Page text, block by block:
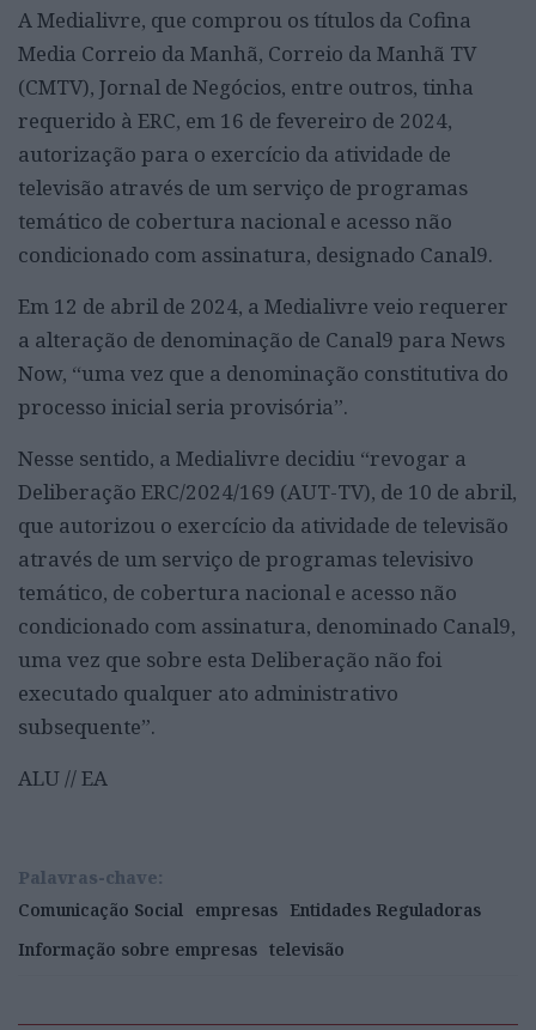
A Medialivre, que comprou os títulos da Cofina
Media Correio da Manhã, Correio da Manhã TV
(CMTV), Jornal de Negócios, entre outros, tinha
requerido à ERC, em 16 de fevereiro de 2024,
autorização para o exercício da atividade de
televisão através de um serviço de programas
temático de cobertura nacional e acesso não
condicionado com assinatura, designado Canal9.
Em 12 de abril de 2024, a Medialivre veio requerer
a alteração de denominação de Canal9 para News
Now, “uma vez que a denominação constitutiva do
processo inicial seria provisória”.
Nesse sentido, a Medialivre decidiu “revogar a
Deliberação ERC/2024/169 (AUT-TV), de 10 de abril,
que autorizou o exercício da atividade de televisão
através de um serviço de programas televisivo
temático, de cobertura nacional e acesso não
condicionado com assinatura, denominado Canal9,
uma vez que sobre esta Deliberação não foi
executado qualquer ato administrativo
subsequente”.
ALU // EA
Palavras-chave:
Comunicação Social empresas Entidades Reguladoras
Informação sobre empresas televisão